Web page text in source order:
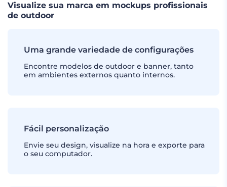
Visualize sua marca em mockups profissionais
de outdoor
Uma grande variedade de configurações
Encontre modelos de outdoor e banner, tanto
em ambientes externos quanto internos.
Fácil personalização
Envie seu design, visualize na hora e exporte para
o seu computador.